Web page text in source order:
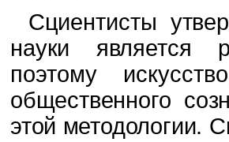
Сциентисты
науки являет­ся
поэтому
общественного
этой методологии.